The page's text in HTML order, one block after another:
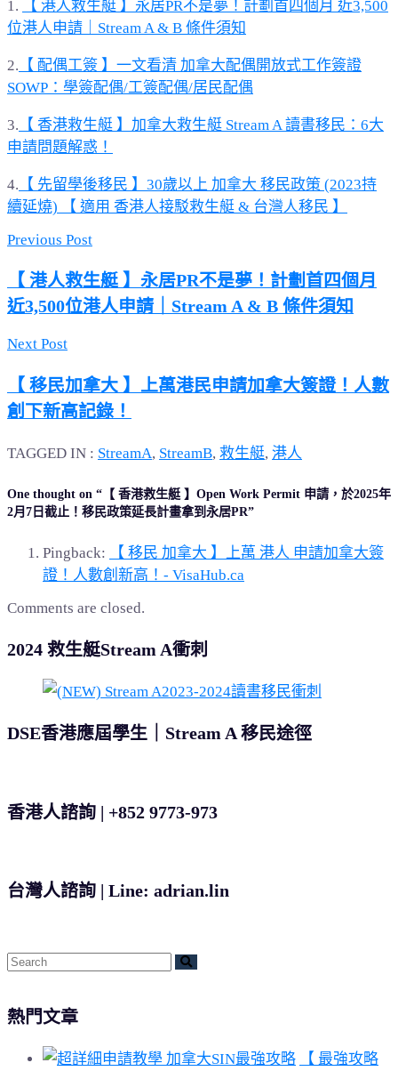
1.
【 港人救生艇 】永居PR不是夢！計劃首四個月 近3,500
位港人申請｜Stream A & B 條件須知
2. 【 配偶工簽 】一文看清 加拿大配偶開放式工作簽證
SOWP：學簽配偶/工簽配偶/居民配偶
3. 【 香港救生艇 】加拿大救生艇 Stream A 讀書移民：6大
申請問題解惑！
4. 【 先留學後移民 】30歲以上 加拿大 移民政策 (2023持
續延燒) 【 適用 香港人接駁救生艇 & 台灣人移民 】
Previous Post
【 港人救生艇 】永居PR不是夢！計劃首四個月
近3,500位港人申請｜Stream A & B 條件須知
Next Post
【 移民加拿大 】上萬港民申請加拿大簽證！人數
創下新高記錄！
TAGGED IN : StreamA, StreamB, 救生艇, 港人
One thought on “ 【 香港救生艇 】Open Work Permit 申請，於2025年
2月7日截止！移民政策延長計畫拿到永居PR”
Pingback:
【 移民 加拿大 】上萬 港人 申請加拿大簽
證！人數創新高！- VisaHub.ca
Comments are closed.
2024 救生艇Stream A衝刺
DSE香港應屆學生｜Stream A 移民途徑
香港人諮詢 | +852 9773-973
台灣人諮詢 | Line: adrian.lin
熱門文章
【 最強攻略